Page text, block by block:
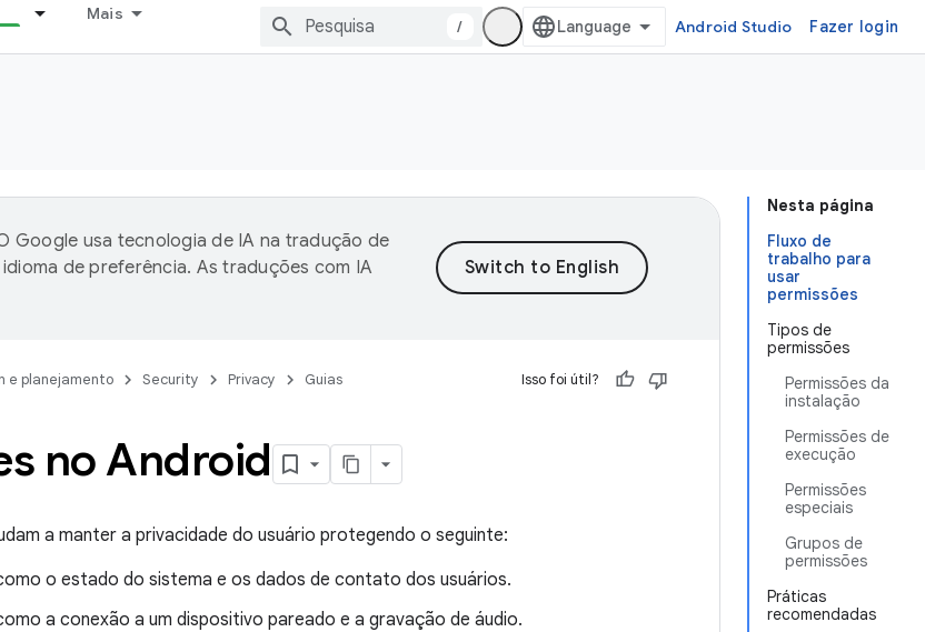
Mais
/ Android Studio Fazer login
Nesta página
Fluxo de
trabalho para
usar
permissões
Tipos de
permissões
Permissões da
instalação
Permissões de
execução
Permissões
especiais
Grupos de
permissões
Práticas
recomendadas
Google usa tecnologia de IA na tradução de
de preferência. As traduções com IA
e planejamento Security Privacy Guias Isso foi útil?
no Android
a manter a privacidade do usuário protegendo o seguinte:
o estado do sistema e os dados de contato dos usuários.
a conexão a um dispositivo pareado e a gravação de áudio.